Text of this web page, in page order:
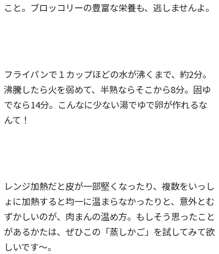
こと。ブロッコリーの豊富な栄養も、逃しませんよ。
フライパンで１カップほどの水が沸くまで、約2分。
沸騰したら火を弱めて、半熟ならそこから8分。固ゆ
でなら14分。こんなに少ない湯でゆで卵が作れるな
んて！
レンジ加熱だと皮が一部堅くなったり、複数をいっし
ょに加熱すると均一に温まらなかったりと、意外とむ
ずかしいのが、肉まんの温め方。もしそう思ったこと
があるかたは、ぜひこの「蒸しかご」を試してみて欲
しいです～。